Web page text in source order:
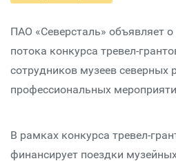
ПАО «Северсталь» объявляет о
потока конкурса тревел-
сотрудников музеев северных
профессиональных
В рамках конкурса тревел-
финансирует поездки